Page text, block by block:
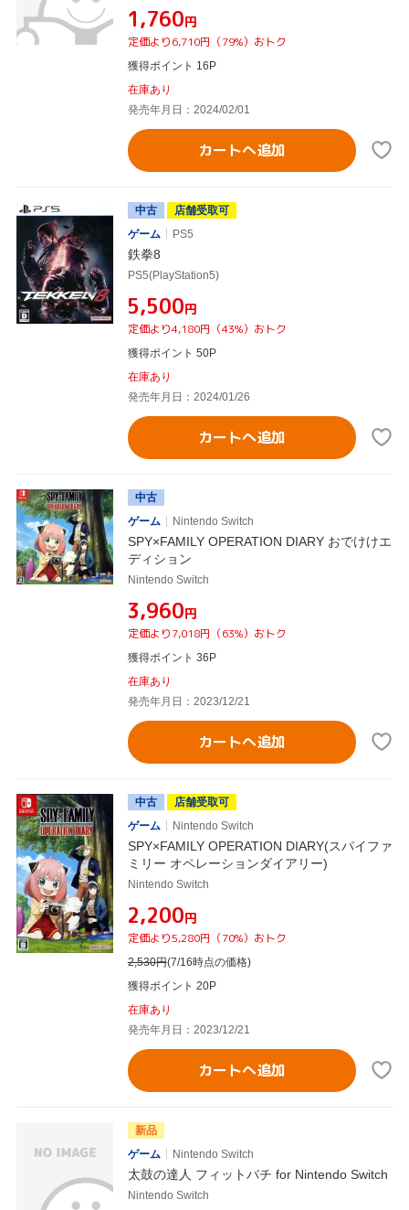
¥1,760円
定価より6,710円（79%）おトク
獲得ポイント 16P
在庫あり
発売年月日：2024/02/01
カートへ追加
中古
店舗受取可
ゲーム
PS5
鉄拳8
PS5(PlayStation5)
¥5,500円
定価より4,180円（43%）おトク
獲得ポイント 50P
在庫あり
発売年月日：2024/01/26
カートへ追加
中古
ゲーム
Nintendo Switch
SPY×FAMILY OPERATION DIARY おでけけエ
ディション
Nintendo Switch
¥3,960円
定価より7,018円（63%）おトク
獲得ポイント 36P
在庫あり
発売年月日：2023/12/21
カートへ追加
中古
店舗受取可
ゲーム
Nintendo Switch
SPY×FAMILY OPERATION DIARY(スパイファ
ミリー オペレーションダイアリー)
Nintendo Switch
¥2,200円
定価より5,280円（70%）おトク
2,530円(7/16時点の価格)
獲得ポイント 20P
在庫あり
発売年月日：2023/12/21
カートへ追加
新品
ゲーム
Nintendo Switch
太鼓の達人 フィットバチ for Nintendo Switch
Nintendo Switch